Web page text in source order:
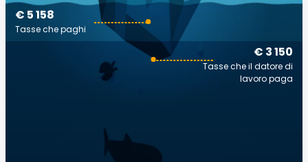
€ 3 150
Tasse che il datore di
lavoro paga
€ 5 158
Tasse che paghi